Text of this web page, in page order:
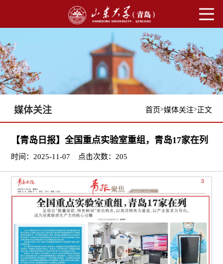
媒体关注 首页>媒体关注>正文
【青岛日报】全国重点实验室重组，青岛17家在列
时间：2025-11-07 点击次数：205